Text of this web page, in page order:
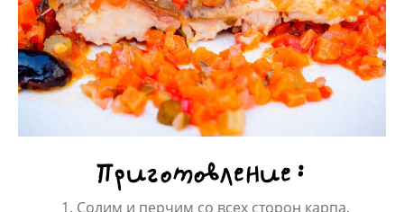
Приготовление:
Солим и перчим со всех сторон карпа,